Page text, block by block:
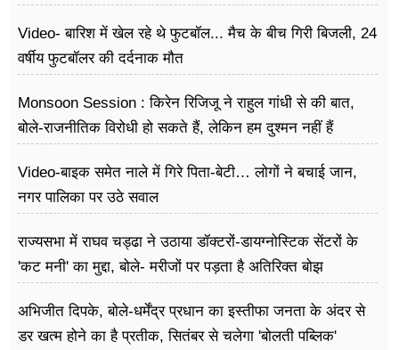
Video- बारिश में खेल रहे थे फुटबॉल... मैच के बीच गिरी बिजली, 24
वर्षीय फुटबॉलर की दर्दनाक मौत
Monsoon Session : किरेन रिजिजू ने राहुल गांधी से की बात,
बोले-राजनीतिक विरोधी हो सकते हैं, लेकिन हम दुश्मन नहीं हैं
Video-बाइक समेत नाले में गिरे पिता-बेटी… लोगों ने बचाई जान,
नगर पालिका पर उठे सवाल
राज्यसभा में राघव चड्ढा ने उठाया डॉक्टरों-डायग्नोस्टिक सेंटरों के
'कट मनी' का मुद्दा, बोले- मरीजों पर पड़ता है अ​तिरिक्त बोझ
अभिजीत दिपके, बोले-धर्मेंद्र प्रधान का इस्तीफा जनता के अंदर से
डर खत्म होने का है प्रतीक, सितंबर से चलेगा 'बोलती पब्लिक'